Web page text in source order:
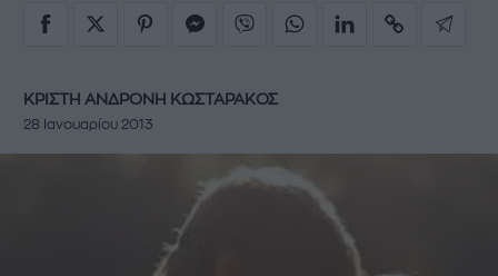
ΚΡΙΣΤΗ ΑΝΔΡΟΝΗ ΚΩΣΤΑΡΑΚΟΣ
28 Ιανουαρίου 2013